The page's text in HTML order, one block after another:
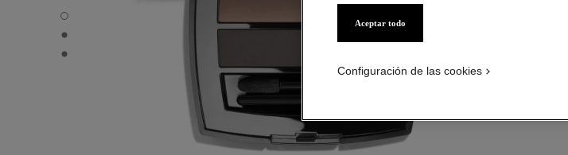
LES BEIGES PALETA DE OJOS - Vista por defecto
LES BEIGES PALETA DE OJOS - Vista alternativa 1
LES BEIGES PALETA DE OJOS - Vista de la textura básica
Aceptar todo
Configuración de las cookies